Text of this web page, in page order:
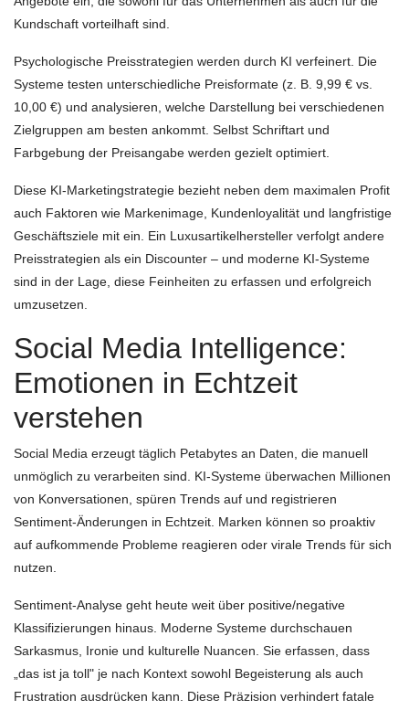
Kundschaft vorteilhaft sind.
Psychologische Preisstrategien werden durch KI verfeinert. Die
Systeme testen unterschiedliche Preisformate (z. B. 9,99 € vs.
10,00 €) und analysieren, welche Darstellung bei verschiedenen
Zielgruppen am besten ankommt. Selbst Schriftart und
Farbgebung der Preisangabe werden gezielt optimiert.
Diese KI-Marketingstrategie bezieht neben dem maximalen Profit
auch Faktoren wie Markenimage, Kundenloyalität und langfristige
Geschäftsziele mit ein. Ein Luxusartikelhersteller verfolgt andere
Preisstrategien als ein Discounter – und moderne KI-Systeme
sind in der Lage, diese Feinheiten zu erfassen und erfolgreich
umzusetzen.
Social Media Intelligence:
Emotionen in Echtzeit
verstehen
Social Media erzeugt täglich Petabytes an Daten, die manuell
unmöglich zu verarbeiten sind. KI-Systeme überwachen Millionen
von Konversationen, spüren Trends auf und registrieren
Sentiment-Änderungen in Echtzeit. Marken können so proaktiv
auf aufkommende Probleme reagieren oder virale Trends für sich
nutzen.
Sentiment-Analyse geht heute weit über positive/negative
Klassifizierungen hinaus. Moderne Systeme durchschauen
Sarkasmus, Ironie und kulturelle Nuancen. Sie erfassen, dass
„das ist ja toll" je nach Kontext sowohl Begeisterung als auch
Frustration ausdrücken kann. Diese Präzision verhindert fatale